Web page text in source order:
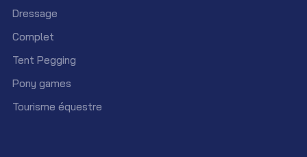
Dressage
Complet
Tent Pegging
Pony games
Tourisme équestre